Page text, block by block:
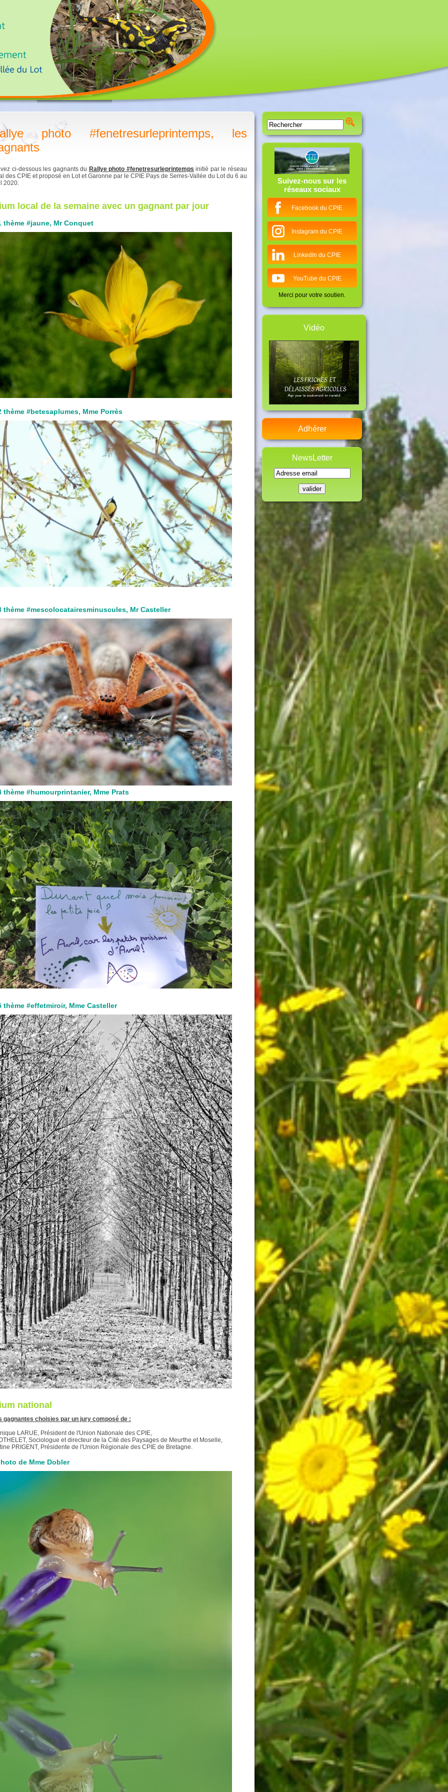
photo #fenetresurleprintemps, les
ci-dessous les gagnants du Rallye photo #fenetresurleprintemps initié par le réseau
des CPIE et proposé en Lot et Garonne par le CPIE Pays de Serres-Vallée du Lot du 6 au
2020.
local de la semaine avec un gagnant par jour
thème #jaune, Mr Conquet
thème #betesaplumes, Mme Porrès
thème #mescolocatairesminuscules, Mr Casteller
thème #humourprintanier, Mme Prats
thème #effetmiroir, Mme Casteller
national
gagnantes choisies par un jury composé de :
LARUE, Président de l'Union Nationale des CPIE,
Sociologue et directeur de la Cité des Paysages de Meurthe et Moselle,
PRIGENT, Présidente de l'Union Régionale des CPIE de Bretagne.
de Mme Dobler
Suivez-nous sur les
réseaux sociaux
Facebook du CPIE
Instagram du CPIE
LinkedIn du CPIE
YouTube du CPIE
Merci pour votre soutien.
Vidéo
Adhérer
NewsLetter